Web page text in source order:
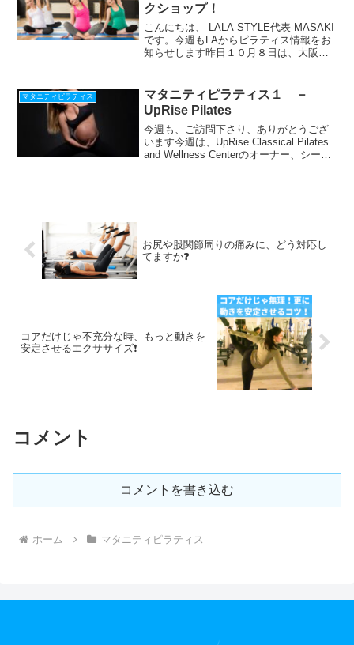
クショップ！
こんにちは、 LALA STYLE代表 MASAKI
です。今週もLAからピラティス情報をお
知らせします昨日１０月８日は、大阪堺
開催しました。妊...
マタニティピラティス
マタニティピラティス１ －
UpRise Pilates
今週も、ご訪問下さり、ありがとうござ
います今週は、UpRise Classical Pilates
and Wellness Centerのオーナー、シーナ
お尻や股関節周りの痛みに、どう対応し
てますか❓
コアだけじゃ不充分な時、もっと動きを
安定させるエクササイズ❗️
コメント
コメントを書き込む
ホーム マタニティピラティス